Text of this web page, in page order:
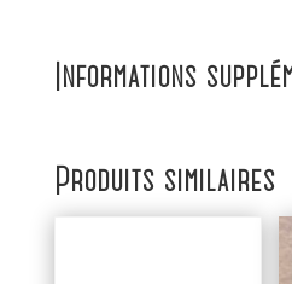
Informations
Produits similaires